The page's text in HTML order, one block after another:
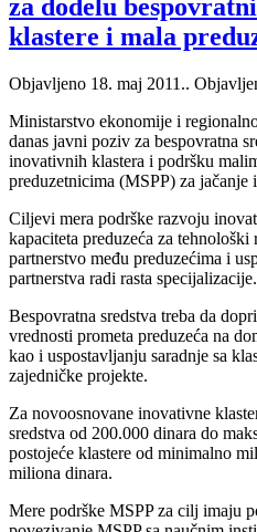
za dodelu
klastere i mala
Objavljeno 18. maj 2011..
Ministarstvo ekonomije i
danas javni poziv za bespovratna
inovativnih klastera i podršku
preduzetnicima (MSPP) za jačanje
Ciljevi mera podrške razvoju
kapaciteta preduzeća za
partnerstvo među preduzećima i
partnerstva radi rasta specijalizacije.
Bespovratna sredstva treba da
vrednosti prometa preduzeća na
kao i uspostavljanju saradnje sa
zajedničke projekte.
Za novoosnovane inovativne
sredstva od 200.000 dinara do
postojeće klastere od minimalno
miliona dinara.
Mere podrške MSPP za cilj imaju